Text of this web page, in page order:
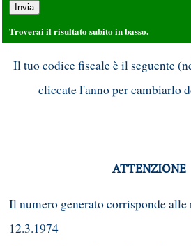
Troverai il risultato subito in basso.
Il tuo codice fiscale è il seguente
cliccate l'anno per cambiarlo
ATTENZIONE
Il numero generato corrisponde
12.3.1974